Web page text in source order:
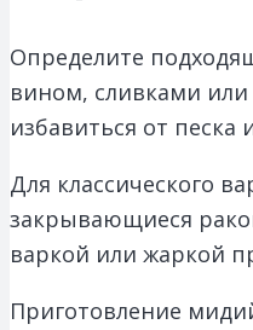
Определите
вином, сливками
избавиться от песка
Для классического
закрывающиеся
варкой или жаркой
Приготовление